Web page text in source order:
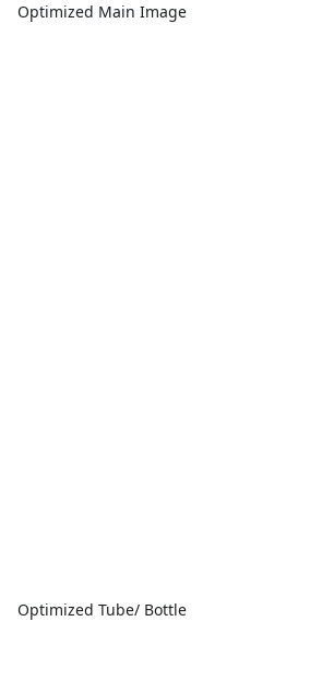
Optimized Main Image
Optimized Tube/ Bottle